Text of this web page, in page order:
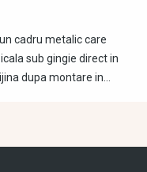
cadru metalic care
sub gingie direct in
dupa montare in…